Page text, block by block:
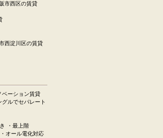
市西区の賃貸
西淀川区の賃貸
ベーション賃貸
グルでセパレート
・最上階
・オール電化対応